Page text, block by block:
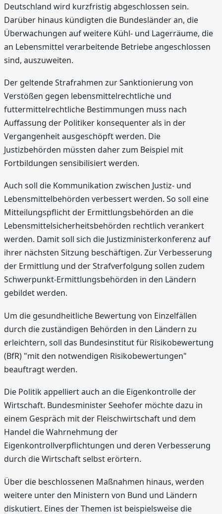
Deutschland wird kurzfristig abgeschlossen sein.
Darüber hinaus kündigten die Bundesländer an, die
Überwachungen auf weitere Kühl- und Lagerräume, die
an Lebensmittel verarbeitende Betriebe angeschlossen
sind, auszuweiten.
Der geltende Strafrahmen zur Sanktionierung von
Verstößen gegen lebensmittelrechtliche und
futtermittelrechtliche Bestimmungen muss nach
Auffassung der Politiker konsequenter als in der
Vergangenheit ausgeschöpft werden. Die
Justizbehörden müssten daher zum Beispiel mit
Fortbildungen sensibilisiert werden.
Auch soll die Kommunikation zwischen Justiz- und
Lebensmittelbehörden verbessert werden. So soll eine
Mitteilungspflicht der Ermittlungsbehörden an die
Lebensmittelsicherheitsbehörden rechtlich verankert
werden. Damit soll sich die Justizministerkonferenz auf
ihrer nächsten Sitzung beschäftigen. Zur Verbesserung
der Ermittlung und der Strafverfolgung sollen zudem
Schwerpunkt-Ermittlungsbehörden in den Ländern
gebildet werden.
Um die gesundheitliche Bewertung von Einzelfällen
durch die zuständigen Behörden in den Ländern zu
erleichtern, soll das Bundesinstitut für Risikobewertung
(BfR) "mit den notwendigen Risikobewertungen"
beauftragt werden.
Die Politik appelliert auch an die Eigenkontrolle der
Wirtschaft. Bundesminister Seehofer möchte dazu in
einem Gespräch mit der Fleischwirtschaft und dem
Handel die Wahrnehmung der
Eigenkontrollverpflichtungen und deren Verbesserung
durch die Wirtschaft selbst erörtern.
Über die beschlossenen Maßnahmen hinaus, werden
weitere unter den Ministern von Bund und Ländern
diskutiert. Eines der Themen ist beispielsweise die